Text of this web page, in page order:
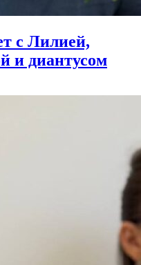
с Лилией,
и диантусом